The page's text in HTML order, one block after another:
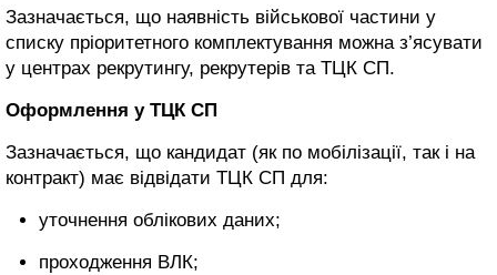
Зазначається, що наявність військової частини у
списку пріоритетного комплектування можна з’ясувати
у центрах рекрутингу, рекрутерів та ТЦК СП.
Оформлення у ТЦК СП
Зазначається, що кандидат (як по мобілізації, так і на
контракт) має відвідати ТЦК СП для:
уточнення облікових даних;
проходження ВЛК;